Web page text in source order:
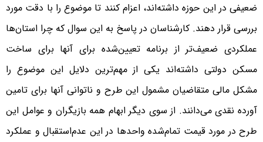
ضعیفی در این حوزه داشته‌‌‌اند، اعزام کنند تا موضوع را با دقت مورد
بررسی قرار دهند. کارشناسان در پاسخ به این سوال که چرا استان‌‌‌ها
عملکردی ضعیف‌‌‌تر از برنامه تعیین‌شده برای آنها برای ساخت
مسکن دولتی داشته‌‌‌اند یکی از مهم‌ترین دلایل این موضوع را
مشکل مالی متقاضیان مشمول این طرح و ناتوانی آنها برای تامین
آورده نقدی می‌‌‌دانند. از سوی دیگر ابهام همه بازیگران و عوامل این
طرح در مورد قیمت تمام‌شده واحدها در این عدم‌استقبال و عملکرد